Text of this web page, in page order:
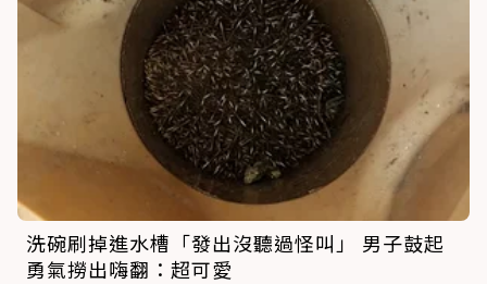
洗碗刷掉進水槽「發出沒聽過怪叫」 男子鼓起
勇氣撈出嗨翻：超可愛